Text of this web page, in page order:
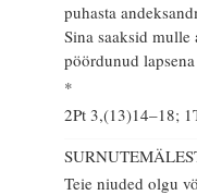
puhasta
Sina saaksid
pöördunud
*
2Pt 3,(13)14–18;
Teie niuded olgu